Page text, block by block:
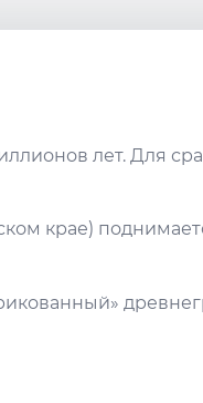
лет. Для
крае)